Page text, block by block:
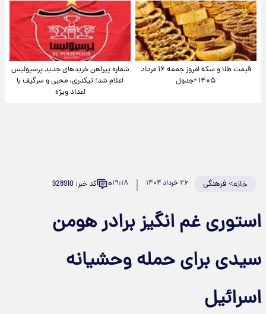
قیمت طلا و سکه امروز جمعه ۱۶ مرداد
۱۴۰۵ +جدول
شماره پیراهن خریدهای جدید پرسپولیس
اعلام شد؛ تیکدری، محبی و سرگیف با
اعداد ویژه
خانه>فرهنگی ۲۶ خرداد ۱۴۰۴ ۱۹:۱۸۰ کد خبر: 928910
استوری غم انگیز برادر هومن
سیدی برای حمله وحشیانه
اسرائیل